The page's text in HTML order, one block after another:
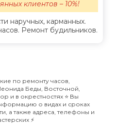
наручных, карманных.
Ремонт будильников.
клиентов – 10%!
по ремонту часов,
Беды, Восточной,
и в окрестностях ⭐️ Вы
о видах и сроках
а также адреса, телефоны и
⚡️